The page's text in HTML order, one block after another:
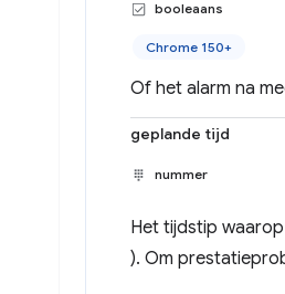
booleaans
Chrome 150+
Of het alarm na
geplande tijd
nummer
Het tijdstip
). Om